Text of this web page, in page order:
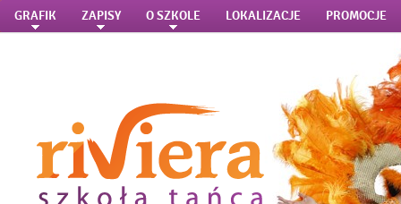
GRAFIK ZAPISY O SZKOLE LOKALIZACJE PROMOCJE